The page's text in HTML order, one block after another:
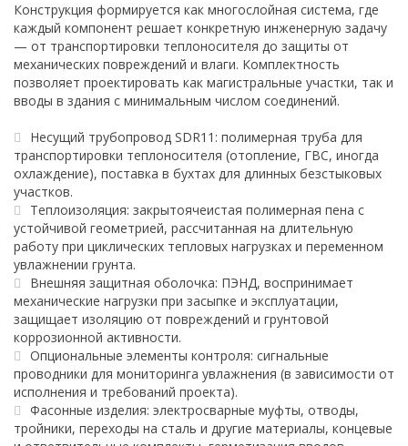
Конструкция формируется как многослойная система, где
каждый компонент решает конкретную инженерную задачу
— от транспортировки теплоносителя до защиты от
механических повреждений и влаги. Комплектность
позволяет проектировать как магистральные участки, так и
вводы в здания с минимальным числом соединений.
Несущий трубопровод SDR11: полимерная труба для
транспортировки теплоносителя (отопление, ГВС, иногда
охлаждение), поставка в бухтах для длинных безстыковых
участков.
Теплоизоляция: закрытоячеистая полимерная пена с
устойчивой геометрией, рассчитанная на длительную
работу при циклических тепловых нагрузках и переменном
увлажнении грунта.
Внешняя защитная оболочка: ПЭНД, воспринимает
механические нагрузки при засыпке и эксплуатации,
защищает изоляцию от повреждений и грунтовой
коррозионной активности.
Опциональные элементы контроля: сигнальные
проводники для мониторинга увлажнения (в зависимости от
исполнения и требований проекта).
Фасонные изделия: электросварные муфты, отводы,
тройники, переходы на сталь и другие материалы, концевые